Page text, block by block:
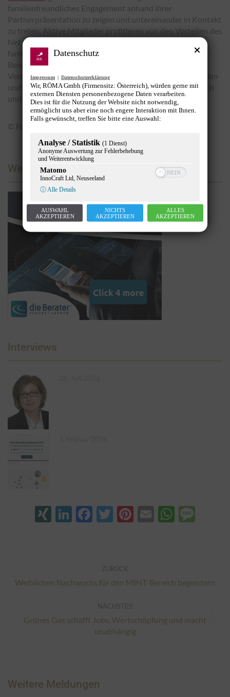
familienfreundliches Engagement anhand ihrer
Partnerpräsentation zu zeigen und untereinander in Kontakt
zu treten. Aktive Mitglieder profitieren von den Vorteilen des
Netzwerks: Neben einer umfassenden Sammlung an
familienfreundlichen Maßnahmen und Best Practice
Beispielen, fachspezifischen Informations- und
Vernetzungsveranstaltungen, Zugang zu relevanten Studien
und Case Studies uvm., werden der regelmäßige Austausch
und die Kooperationen gefördert.
© Foto: Harald Schlossko
Werbung
Interviews
XINGLinkedIn
Facebook
Twitter
Pinterest
Email
ZURÜCK
Vorheriger
Weiblichen Nachwuchs für den MINT-Bereich begeistern
NÄCHSTES
Nächster
Beitrag:
Grünes Gas schafft Jobs, Wertschöpfung und macht
unabhängig
Weitere Meldungen
Datenschutz
Impressum | Datenschutzerklärung
Wir, RÖMA Gmbh (Firmensitz: Österreich), würden gerne mit
externen Diensten personenbezogene Daten verarbeiten.
Dies ist für die Nutzung der Website nicht notwendig,
ermöglicht uns aber eine noch engere Interaktion mit Ihnen.
Falls gewünscht, treffen Sie bitte eine Auswahl:
Analyse / Statistik (1 Dienst)
Anonyme Auswertung zur Fehlerbehebung
und Weiterentwicklung
Matomo
InnoCraft Ltd, Neuseeland
ⓘ Alle Details
AUSWAHL
AKZEPTIEREN
NICHTS
AKZEPTIEREN
ALLES
AKZEPTIEREN